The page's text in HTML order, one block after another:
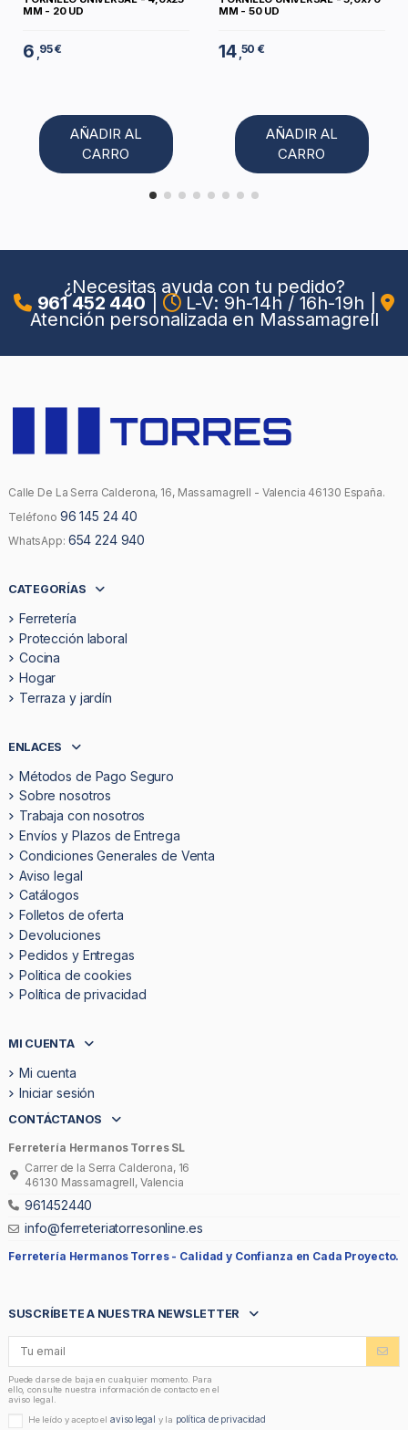
MM - 20 UD
6 ,95 €
AÑADIR AL
CARRO
MM - 50 UD
14 ,50 €
AÑADIR AL
CARRO
¿Necesitas ayuda con tu pedido?
961 452 440 L-V: 9h-14h / 16h-19h
Atención personalizada en Massamagrell
Calle De La Serra Calderona, 16, Massamagrell - Valencia 46130 España.
Teléfono 96 145 24 40
WhatsApp: 654 224 940
CATEGORÍAS
Ferretería
Protección laboral
Cocina
Hogar
Terraza y jardín
ENLACES
Métodos de Pago Seguro
Sobre nosotros
Trabaja con nosotros
Envíos y Plazos de Entrega
Condiciones Generales de Venta
Aviso legal
Catálogos
Folletos de oferta
Devoluciones
Pedidos y Entregas
Politica de cookies
Política de privacidad
MI CUENTA
Mi cuenta
Iniciar sesión
CONTÁCTANOS
Ferretería Hermanos Torres SL
Carrer de la Serra Calderona, 16
46130 Massamagrell, Valencia
961452440
info@ferreteriatorresonline.es
Ferretería Hermanos Torres - Calidad y Confianza en Cada Proyecto.
SUSCRÍBETE A NUESTRA NEWSLETTER
Puede darse de baja en cualquier momento. Para
ello, consulte nuestra información de contacto en el
aviso legal.
He leído y acepto elaviso legal y la política de privacidad